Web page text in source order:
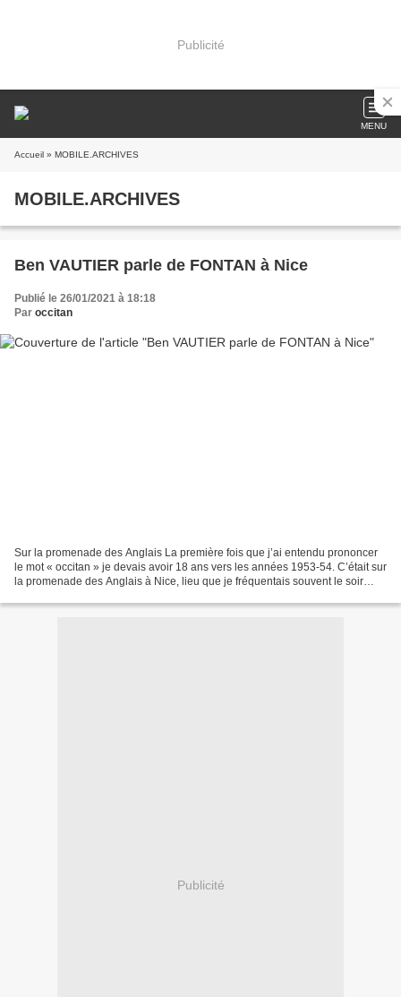
Publicité
MENU
Accueil » MOBILE.ARCHIVES
MOBILE.ARCHIVES
Ben VAUTIER parle de FONTAN à Nice
Publié le 26/01/2021 à 18:18
Par occitan
Sur la promenade des Anglais La première fois que j’ai entendu prononcer
le mot « occitan » je devais avoir 18 ans vers les années 1953-54. C’était sur
la promenade des Anglais à Nice, lieu que je fréquentais souvent le soir
Publicité